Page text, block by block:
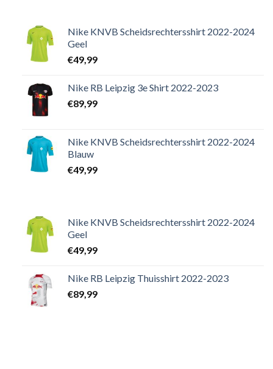
Nike KNVB Scheidsrechtersshirt 2022-2024
Geel
€49,99
Nike RB Leipzig 3e Shirt 2022-2023
€89,99
Nike KNVB Scheidsrechtersshirt 2022-2024
Blauw
€49,99
Nike KNVB Scheidsrechtersshirt 2022-2024
Geel
€49,99
Nike RB Leipzig Thuisshirt 2022-2023
€89,99